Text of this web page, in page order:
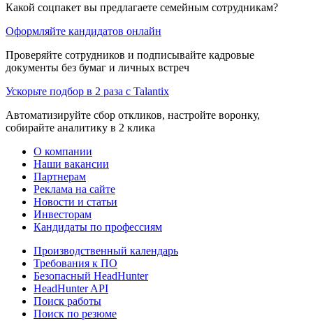
Какой соцпакет вы предлагаете семейным сотрудникам?
Оформляйте кандидатов онлайн
Проверяйте сотрудников и подписывайте кадровые
документы без бумаг и личных встреч
Ускорьте подбор в 2 раза с Talantix
Автоматизируйте сбор откликов, настройте воронку,
собирайте аналитику в 2 клика
О компании
Наши вакансии
Партнерам
Реклама на сайте
Новости и статьи
Инвесторам
Кандидаты по профессиям
Производственный календарь
Требования к ПО
Безопасный HeadHunter
HeadHunter API
Поиск работы
Поиск по резюме